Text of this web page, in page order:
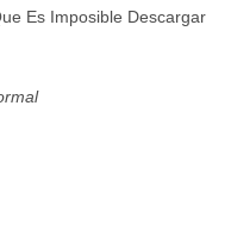
Es Imposible Descargar